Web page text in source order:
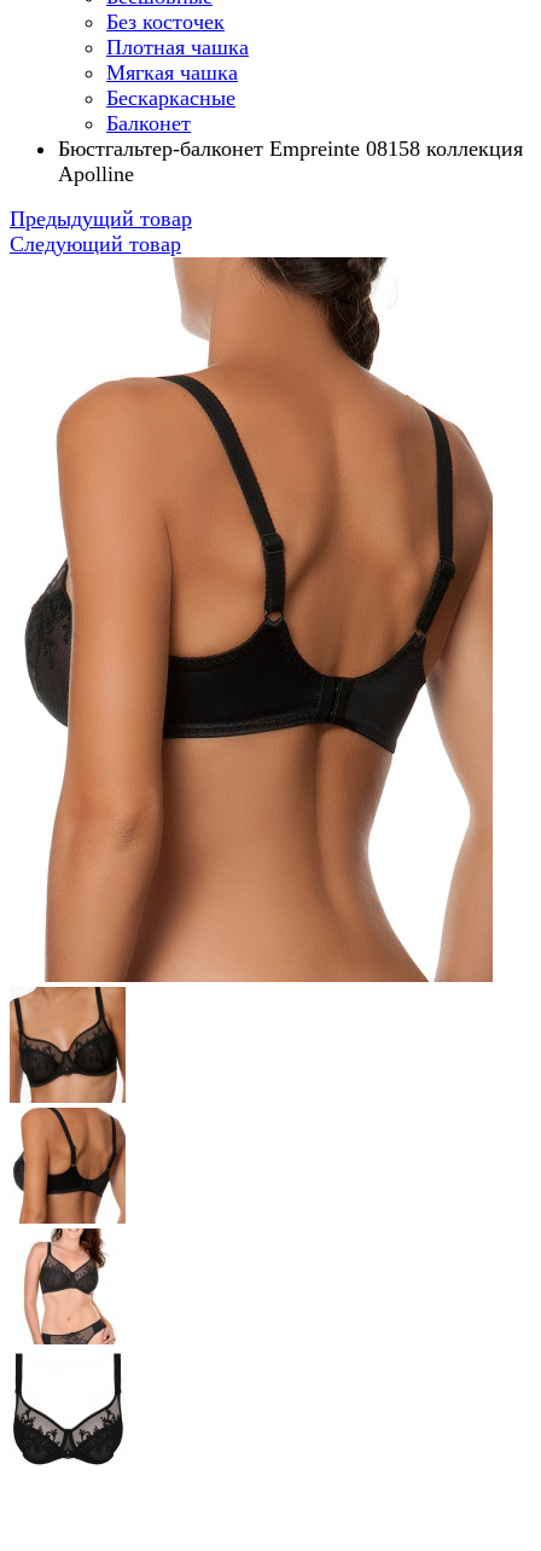
Без косточек
Плотная чашка
Мягкая чашка
Бескаркасные
Балконет
Бюстгальтер-балконет Empreinte 08158 коллекция
Apolline
Предыдущий товар
Следующий товар